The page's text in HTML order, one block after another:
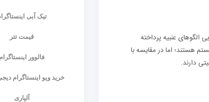
عنبیه پرداخته
هستند؛ اما در مقایسه با
دارند.
تیک آبی
قیمت تتر
فالوور اینستاگرام
خرید ویو اینستاگرام
آلپاری